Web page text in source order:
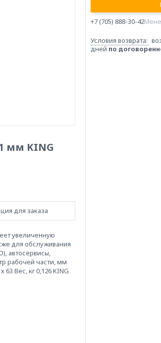
мм KING
для заказа
увеличенную
для обслуживания
автосервисы,
рабочей части, мм
Вес, кг 0,126 KING
+7 (705) 888-30-42
дней по